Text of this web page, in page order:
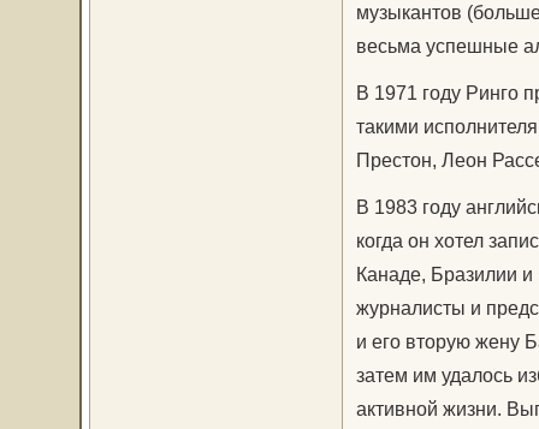
музыкантов
весьма успешные
В 1971 году Ринго
такими
Престон, Леон
В 1983 году
когда он хотел
Канаде, Бразилии
журналисты и
и его вторую жену
затем им удалось
активной жизни.